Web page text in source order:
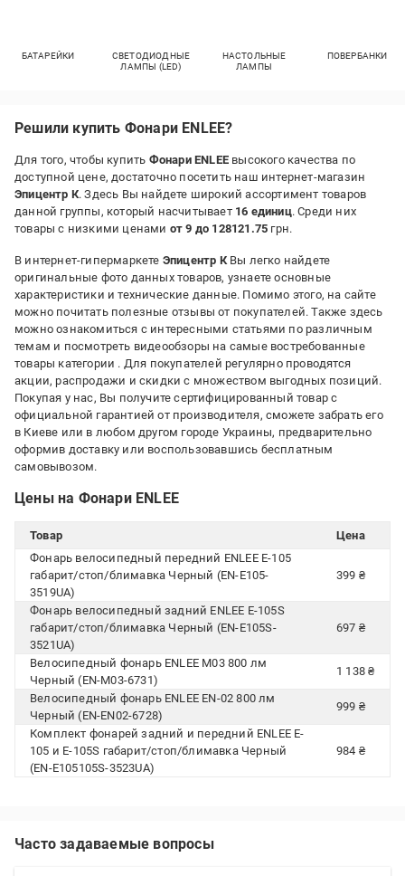
БАТАРЕЙКИ
СВЕТОДИОДНЫЕ
ЛАМПЫ (LED)
НАСТОЛЬНЫЕ
ЛАМПЫ
ПОВЕРБАНКИ
Решили купить Фонари ENLEE?
Для того, чтобы купить Фонари ENLEE высокого качества по
доступной цене, достаточно посетить наш интернет-магазин
Эпицентр К. Здесь Вы найдете широкий ассортимент товаров
данной группы, который насчитывает 16 единиц. Среди них
товары с низкими ценами от 9 до 128121.75 грн.
В интернет-гипермаркете Эпицентр КВы легко найдете
оригинальные фото данных товаров, узнаете основные
характеристики и технические данные. Помимо этого, на сайте
можно почитать полезные отзывы от покупателей. Также здесь
можно ознакомиться с интересными статьями по различным
темам и посмотреть видеообзоры на самые востребованные
товары категории . Для покупателей регулярно проводятся
акции, распродажи и скидки с множеством выгодных позиций.
Покупая у нас, Вы получите сертифицированный товар с
официальной гарантией от производителя, сможете забрать его
в Киеве или в любом другом городе Украины, предварительно
оформив доставку или воспользовавшись бесплатным
самовывозом.
Цены на Фонари ENLEE
Товар
Цена
Фонарь велосипедный передний ENLEE E-105
габарит/стоп/блимавка Черный (EN-E105-
3519UA)
399 ₴
Фонарь велосипедный задний ENLEE E-105S
габарит/стоп/блимавка Черный (EN-E105S-
3521UA)
697 ₴
Велосипедный фонарь ENLEE M03 800 лм
Черный (EN-M03-6731)
1 138 ₴
Велосипедный фонарь ENLEE EN-02 800 лм
Черный (EN-EN02-6728)
999 ₴
Комплект фонарей задний и передний ENLEE E-
105 и E-105S габарит/стоп/блимавка Черный
(EN-E105105S-3523UA)
984 ₴
Часто задаваемые вопросы